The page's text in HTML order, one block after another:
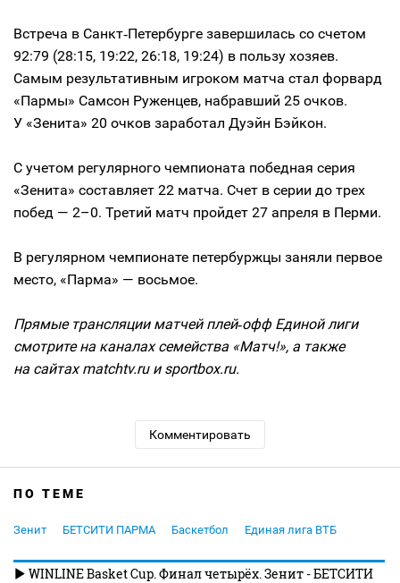
Встреча в Санкт‑Петербурге завершилась со счетом
92:79 (28:15, 19:22, 26:18, 19:24) в пользу хозяев.
Самым результативным игроком матча стал форвард
«Пармы» Самсон Руженцев, набравший 25 очков.
У «Зенита» 20 очков заработал Дуэйн Бэйкон.
С учетом регулярного чемпионата победная серия
«Зенита» составляет 22 матча. Счет в серии до трех
побед — 2–0. Третий матч пройдет 27 апреля в Перми.
В регулярном чемпионате петербуржцы заняли первое
место, «Парма» — восьмое.
Прямые трансляции матчей плей‑офф Единой лиги
смотрите на каналах семейства «Матч!», а также
на сайтах matchtv.ru и sportbox.ru.
Комментировать
ПО ТЕМЕ
Зенит БЕТСИТИ ПАРМА Баскетбол Единая лига ВТБ
WINLINE Basket Cup. Финал четырёх. Зенит - БЕТСИТИ